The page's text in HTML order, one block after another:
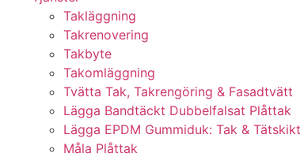
Takläggning
Takrenovering
Takbyte
Takomläggning
Tvätta Tak, Takrengöring & Fasadtvätt
Lägga Bandtäckt Dubbelfalsat Plåttak
Lägga EPDM Gummiduk: Tak & Tätskikt
Måla Plåttak